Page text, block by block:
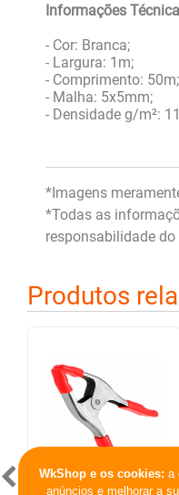
Informações
- Cor: Branca;
- Largura: 1m;
- Comprimento: 50m;
- Malha: 5x5mm;
- Densidade g/m²:
*Imagens
*Todas as
responsabilidade
Produtos
WkShop e os cookies: a
anúncios e melhorar a